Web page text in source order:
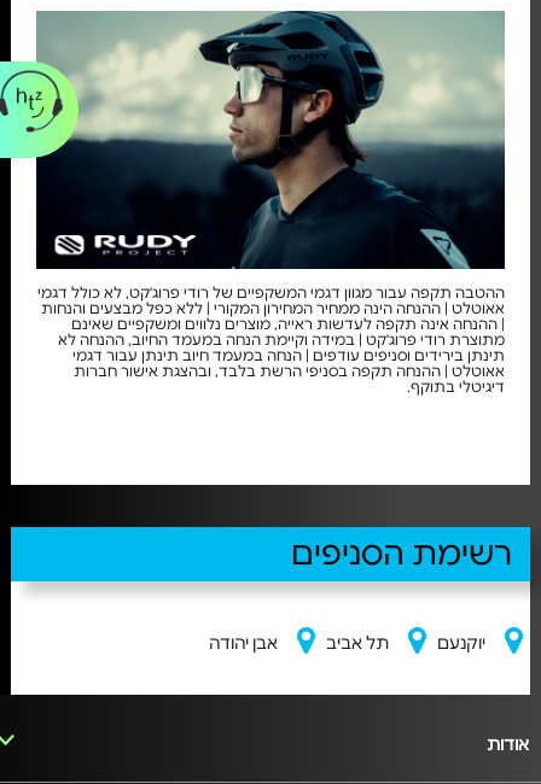
ההטבה תקפה עבור מגוון דגמי המשקפיים של רודי פרוג'קט, לא כולל דגמי
אאוטלט | ההנחה הינה ממחיר המחירון המקורי | ללא כפל מבצעים והנחות
| ההנחה אינה תקפה לעדשות ראייה, מוצרים נלווים ומשקפיים שאינם
מתוצרת רודי פרוג'קט | במידה וקיימת הנחה במעמד החיוב, ההנחה לא
תינתן בירידים וסניפים עודפים | הנחה במעמד חיוב תינתן עבור דגמי
אאוטלט | ההנחה תקפה בסניפי הרשת בלבד, ובהצגת אישור חברות
דיגיטלי בתוקף.
רשימת הסניפים
יוקנעם תל אביב אבן יהודה
אודות